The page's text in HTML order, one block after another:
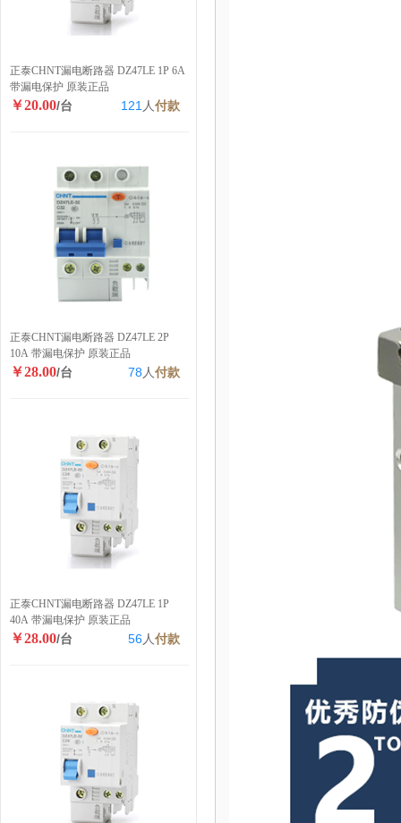
正泰CHNT漏电断路器 DZ47LE 1P 6A
带漏电保护 原装正品
￥20.00/台 121 人付款
正泰CHNT漏电断路器 DZ47LE 2P
10A 带漏电保护 原装正品
￥28.00/台 78 人付款
正泰CHNT漏电断路器 DZ47LE 1P
40A 带漏电保护 原装正品
￥28.00/台 56人付款